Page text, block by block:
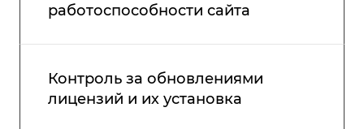
работоспособности сайта
Контроль за обновлениями
лицензий и их установка